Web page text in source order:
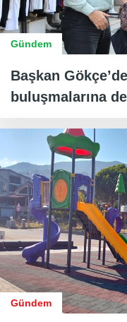
Gündem
Başkan
buluşmalarına
Gündem